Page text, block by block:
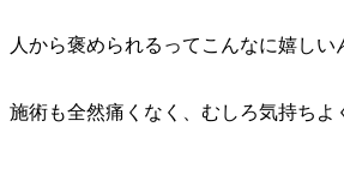
人から褒められるってこんなに嬉しい
施術も全然痛くなく、むしろ気持ち